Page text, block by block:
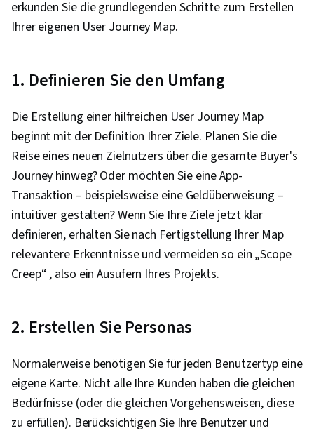
erkunden Sie die grundlegenden Schritte zum Erstellen
Ihrer eigenen User Journey Map.
1. Definieren Sie den Umfang
Die Erstellung einer hilfreichen User Journey Map
beginnt mit der Definition Ihrer Ziele. Planen Sie die
Reise eines neuen Zielnutzers über die gesamte Buyer's
Journey hinweg? Oder möchten Sie eine App-
Transaktion – beispielsweise eine Geldüberweisung –
intuitiver gestalten? Wenn Sie Ihre Ziele jetzt klar
definieren, erhalten Sie nach Fertigstellung Ihrer Map
relevantere Erkenntnisse und vermeiden so ein „Scope
Creep“ , also ein Ausufern Ihres Projekts.
2. Erstellen Sie Personas
Normalerweise benötigen Sie für jeden Benutzertyp eine
eigene Karte. Nicht alle Ihre Kunden haben die gleichen
Bedürfnisse (oder die gleichen Vorgehensweisen, diese
zu erfüllen). Berücksichtigen Sie Ihre Benutzer und